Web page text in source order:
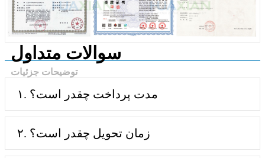
سوالات متداول
توضیحات جزئیات
۱. مدت پرداخت چقدر است؟
۲. زمان تحویل چقدر است؟